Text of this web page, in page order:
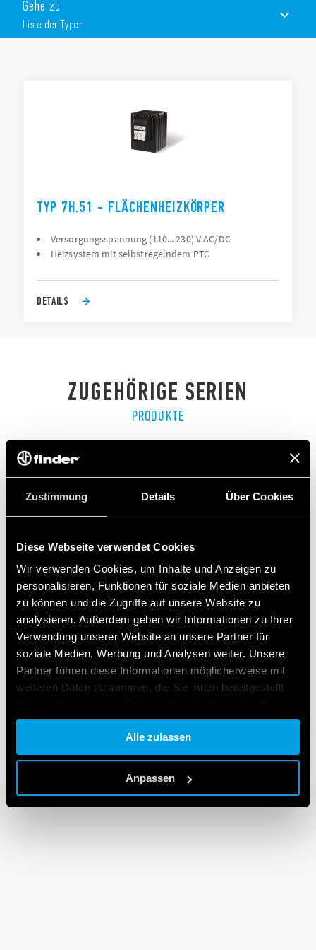
Zustimmung Details Über Cookies
Diese Webseite verwendet Cookies
Wir verwenden Cookies, um Inhalte und Anzeigen zu
personalisieren, Funktionen für soziale Medien anbieten
zu können und die Zugriffe auf unsere Website zu
analysieren. Außerdem geben wir Informationen zu Ihrer
Verwendung unserer Website an unsere Partner für
soziale Medien, Werbung und Analysen weiter. Unsere
Partner führen diese Informationen möglicherweise mit
weiteren Daten zusammen, die Sie ihnen bereitgestellt
gesammelt haben.
Cookie policy.
Alle zulassen
Anpassen
Betriebsspannung 120…240 V AC/DC, 230 V AC oder 110…
230 V AC/DC
Temperaturbegrenzend durch PTC
Gehe zu
Liste der Typen
TYP 7H.51 - FLÄCHENHEIZKÖRPER
Versorgungsspannung (110... 230) V AC/DC
Heizsystem mit selbstregelndem PTC
DETAILS
ZUGEHÖRIGE SERIEN
PRODUKTE
7F SERIE
Thermostate und